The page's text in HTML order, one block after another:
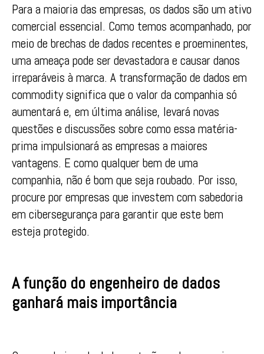
Para a maioria das empresas, os dados são um ativo
comercial essencial. Como temos acompanhado, por
meio de brechas de dados recentes e proeminentes,
uma ameaça pode ser devastadora e causar danos
irreparáveis à marca. A transformação de dados em
commodity significa que o valor da companhia só
aumentará e, em última análise, levará novas
questões e discussões sobre como essa matéria-
prima impulsionará as empresas a maiores
vantagens. E como qualquer bem de uma
companhia, não é bom que seja roubado. Por isso,
procure por empresas que investem com sabedoria
em cibersegurança para garantir que este bem
esteja protegido.
A função do engenheiro de dados
ganhará mais importância